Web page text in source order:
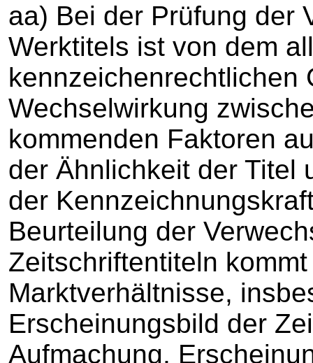
aa) Bei der Prüfung der
Werktitels ist von dem
kennzeichenrechtlichen
Wechselwirkung
kommenden Faktoren
der Ähnlichkeit der Titel
der
Beurteilung der
Zeitschriftentiteln
Marktverhältnisse,
Erscheinungsbild der
Aufmachung,